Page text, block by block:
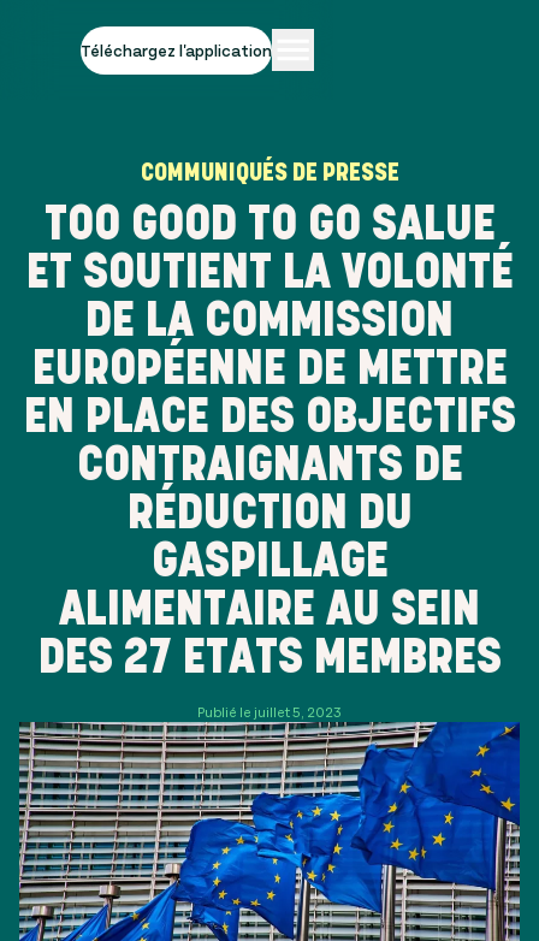
Téléchargez l'application
COMMUNIQUÉS DE PRESSE
TOO GOOD TO GO SALUE
ET SOUTIENT LA VOLONTÉ
DE LA COMMISSION
EUROPÉENNE DE METTRE
EN PLACE DES OBJECTIFS
CONTRAIGNANTS DE
RÉDUCTION DU
GASPILLAGE
ALIMENTAIRE AU SEIN
DES 27 ETATS MEMBRES
Publié le juillet 5, 2023